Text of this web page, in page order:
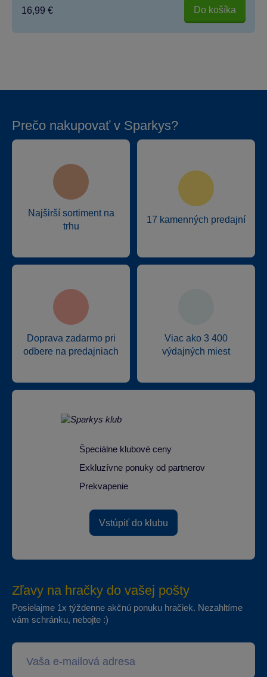
16,99 € Do košíka
Prečo nakupovať v Sparkys?
Najširší sortiment na
trhu
17 kamenných predajní
Doprava zadarmo pri
odbere na predajniach
Viac ako 3 400
výdajných miest
Špeciálne klubové ceny
Exkluzívne ponuky od partnerov
Prekvapenie
Vstúpiť do klubu
Zľavy na hračky do vašej pošty
Posielajme 1x týždenne akčnú ponuku hračiek. Nezahltíme
vám schránku, nebojte :)